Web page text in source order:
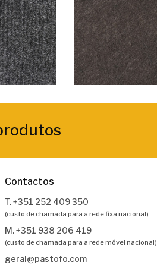
Contactos
T. +351 252 409 350
(custo de chamada para a rede fixa nacional)
M. +351 938 206 419
(custo de chamada para a rede móvel nacional)
geral@pastofo.com